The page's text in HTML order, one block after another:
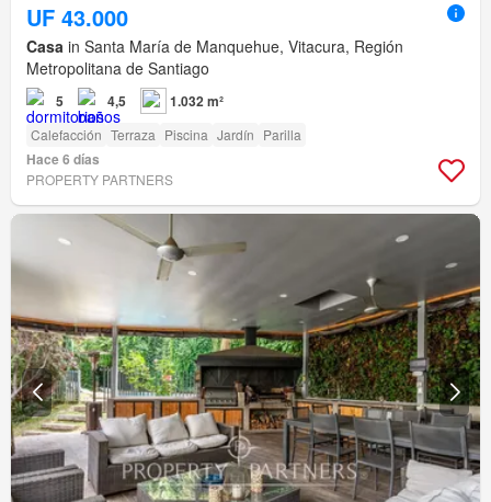
UF 43.000
Casa in Santa María de Manquehue, Vitacura, Región
Metropolitana de Santiago
5 4,5 1.032 m²
Calefacción Terraza Piscina Jardín Parilla
Hace 6 días
PROPERTY PARTNERS